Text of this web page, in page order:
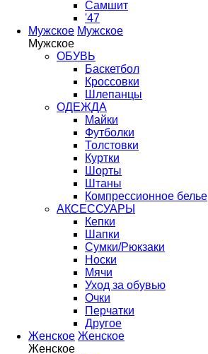
Самшит
'47
Мужское Мужское
Мужское
ОБУВЬ
Баскетбол
Кроссовки
Шлепанцы
ОДЕЖДА
Майки
Футболки
Толстовки
Куртки
Шорты
Штаны
Компрессионное белье
АКСЕССУАРЫ
Кепки
Шапки
Сумки/Рюкзаки
Носки
Мячи
Уход за обувью
Очки
Перчатки
Другое
Женское Женское
Женское